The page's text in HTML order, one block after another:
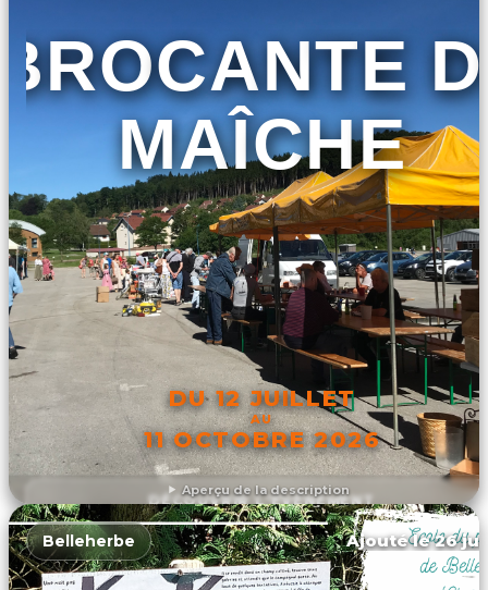
Aperçu de la description
MAÎCHE
DU 12 JUILLET
AU
11 OCTOBRE 2026
DÉCOUVRIR L'ÉVÉNEMENT
Belleherbe Ajouté le 26